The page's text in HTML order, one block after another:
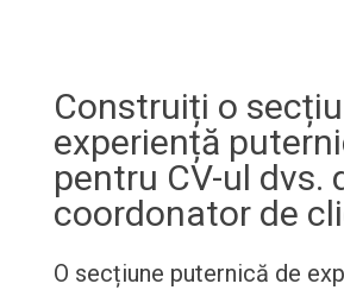
Construiți o
experiență
pentru CV-ul dvs.
coordonator de
O secțiune puternică de